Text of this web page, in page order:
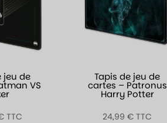
jeu de
VS
TTC
Tapis de jeu de
cartes – Patronus
Harry Potter
24,99€ TTC